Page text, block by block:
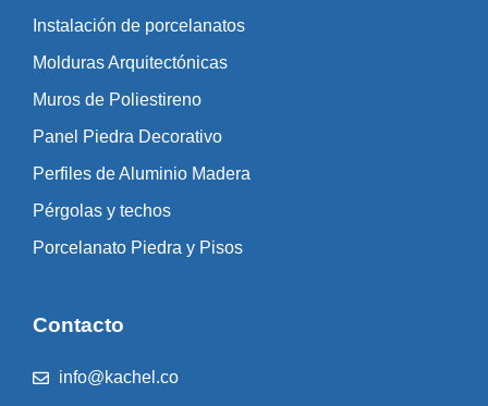
Instalación de porcelanatos
Molduras Arquitectónicas
Muros de Poliestireno
Panel Piedra Decorativo
Perfiles de Aluminio Madera
Pérgolas y techos
Porcelanato Piedra y Pisos
Contacto
info@kachel.co